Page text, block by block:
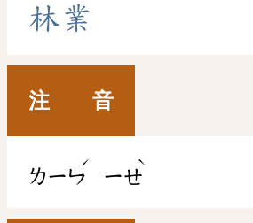
林業
注 音
ㄌㄧㄣ
ˊ
ㄧㄝ
ˋ